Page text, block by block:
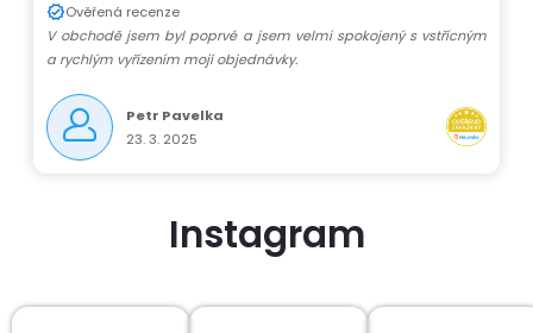
Ověřená recenze
V obchodě jsem byl poprvé a jsem velmi spokojený s vstřícným
a rychlým vyřízením mojí objednávky.
Petr Pavelka
23. 3. 2025
Instagram